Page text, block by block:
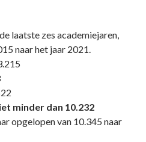
laatste zes academiejaren,
naar het jaar 2021.
minder dan 10.232
opgelopen van 10.345 naar